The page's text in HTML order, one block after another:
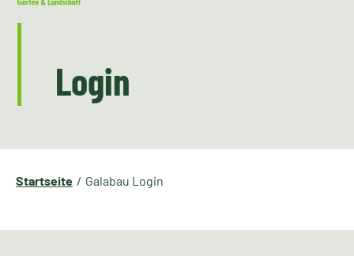
Login
Startseite Galabau Login